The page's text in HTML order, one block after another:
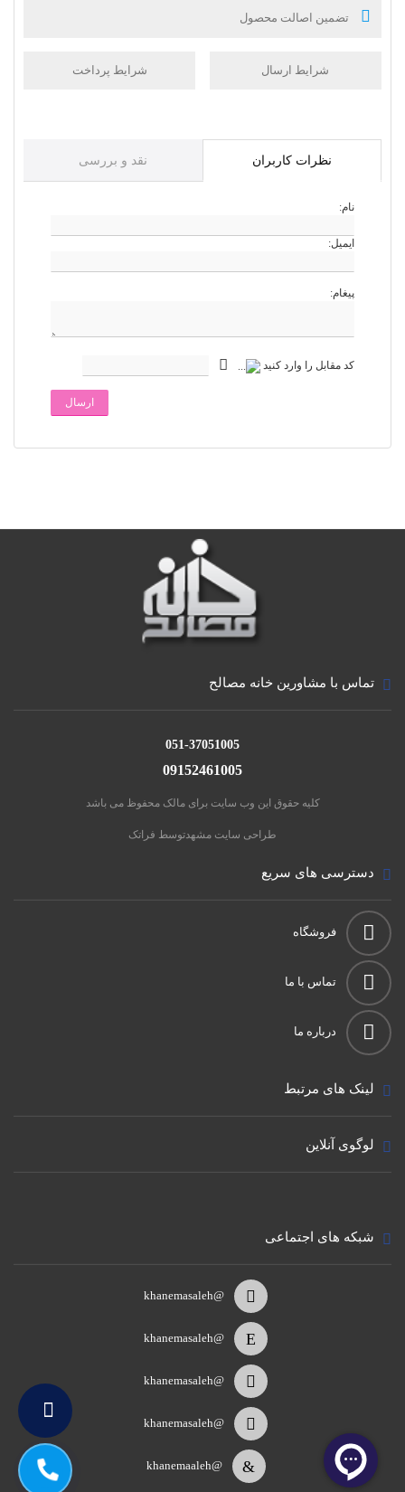
تضمین اصالت محصول
شرایط ارسال شرایط پرداخت
نظرات کاربران نقد و بررسی
نام:
ایمیل:
پیغام:
کد مقابل را وارد کنید
ارسال
تماس با مشاورین خانه مصالح
051-37051005
09152461005
کلیه حقوق این وب سایت برای مالک محفوظ می باشد
طراحی سایت مشهدتوسط فراتک
دسترسی های سریع
فروشگاه
تماس با ما
درباره ما
لینک های مرتبط
لوگوی آنلاین
شبکه های اجتماعی
@khanemasaleh
@khanemasaleh
@khanemasaleh
@khanemasaleh
@khanemaaleh